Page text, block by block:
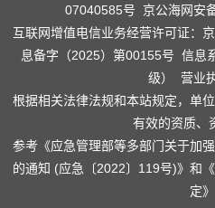
07040585号
京公海网安
互联网增值电信业务经营许可证：
息备字（2025）第00155号 信息
级）
营业
根据相关法律法规和本站规定，单
有效的资质、
参考 《应急管理部等多部门关于加
的通知 (应急〔2022〕119号)》 和
定》